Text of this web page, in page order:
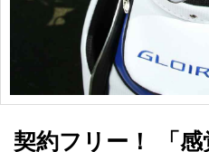
契約フリー！ 「